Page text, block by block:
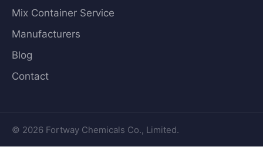
Mix Container Service
Manufacturers
Blog
Contact
© 2026 Fortway Chemicals Co., Limited.